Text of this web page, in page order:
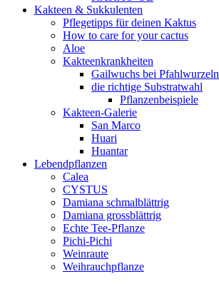
Kakteen & Sukkulenten
Pflegetipps für deinen Kaktus
How to care for your cactus
Aloe
Kakteenkrankheiten
Gailwuchs bei Pfahlwurzeln
die richtige Substratwahl
Pflanzenbeispiele
Kakteen-Galerie
San Marco
Huari
Huantar
Lebendpflanzen
Calea
CYSTUS
Damiana schmalblättrig
Damiana grossblättrig
Echte Tee-Pflanze
Pichi-Pichi
Weinraute
Weihrauchpflanze